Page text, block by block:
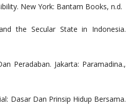
New York: Bantam Books, n.d.
the Secular State in Indonesia.
Peradaban. Jakarta: Paramadina.,
Dasar Dan Prinsip Hidup Bersama.